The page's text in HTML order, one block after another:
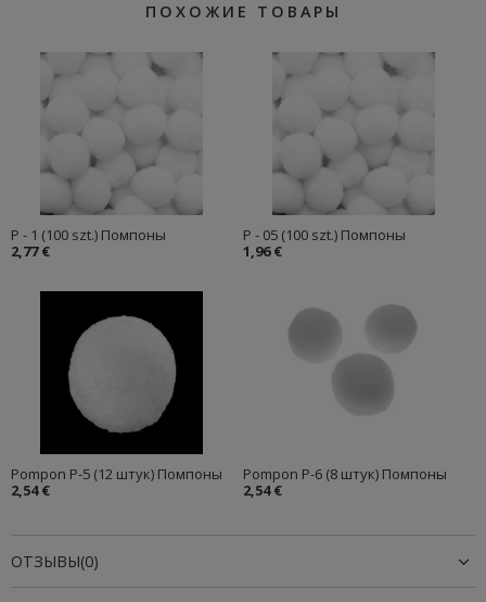
ПОХОЖИЕ ТОВАРЫ
P - 1 (100 szt.) Помпоны
2,77 €
P - 05 (100 szt.) Помпоны
1,96 €
Pompon P-5 (12 штук) Помпоны
2,54 €
Pompon P-6 (8 штук) Помпоны
2,54 €
ОТЗЫВЫ(0)